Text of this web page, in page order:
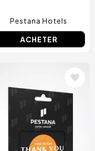
Pestana Hotels
ACHETER